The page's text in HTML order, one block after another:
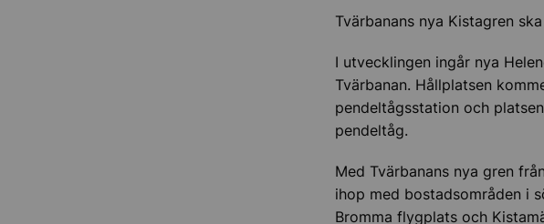
Tvärbanans nya Kistagren
I utvecklingen ingår nya
Tvärbanan. Hållplatsen
pendeltågsstation och
pendeltåg.
Med Tvärbanans nya gren
ihop med bostadsområden i
Bromma flygplats och